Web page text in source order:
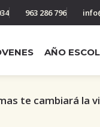
963 286 796
AÑO
te cambiará la